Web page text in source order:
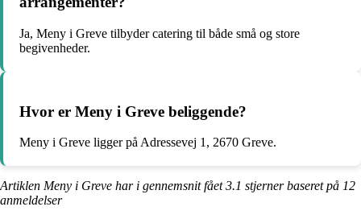
Ja, Meny i Greve tilbyder catering til både små og store
begivenheder.
Hvor er Meny i Greve beliggende?
Meny i Greve ligger på Adressevej 1, 2670 Greve.
Artiklen Meny i Greve har i gennemsnit fået3.1 stjerner baseret på 12
anmeldelser